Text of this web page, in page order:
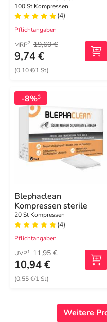
100 St Kompressen
(4)
Pflichtangaben
MRP2 19,60 €
9,74 €
(0,10 €/1 St)
-8%3
Blephaclean
Kompressen sterile
20 St Kompressen
(4)
Pflichtangaben
UVP1 11,95 €
10,94 €
(0,55 €/1 St)
Weitere